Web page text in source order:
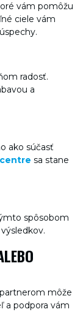
vám pomôžu
ciele vám
radosť.
a
ako súčasť
sa stane
spôsobom
môže
a podpora vám